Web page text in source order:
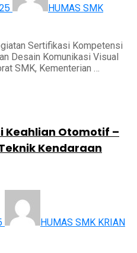
HUMAS SMK
Sertifikasi Kompetensi
Desain Komunikasi Visual
SMK, Kementerian …
Keahlian Otomotif –
Kendaraan
HUMAS SMK KRIAN